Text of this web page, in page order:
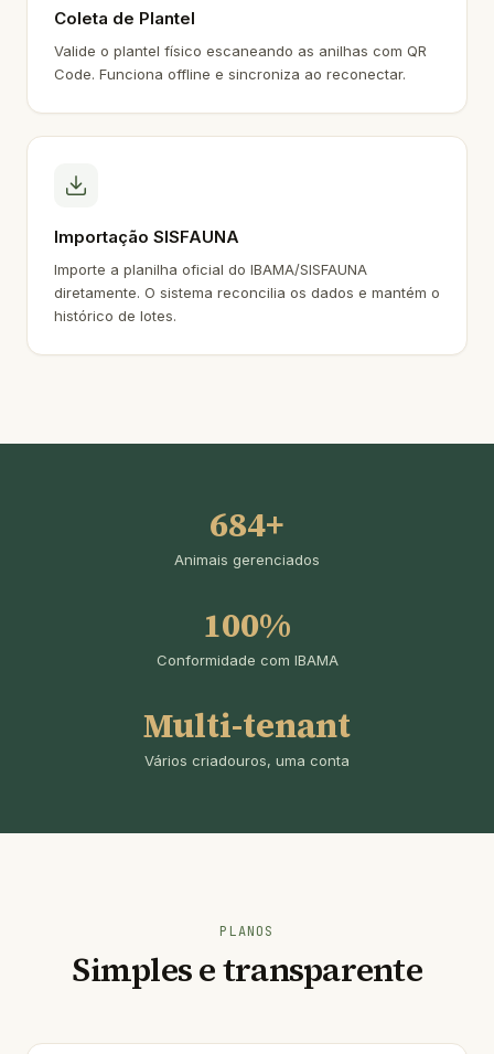
Coleta de Plantel
Valide o plantel físico escaneando as anilhas com QR
Code. Funciona offline e sincroniza ao reconectar.
Importação SISFAUNA
Importe a planilha oficial do IBAMA/SISFAUNA
diretamente. O sistema reconcilia os dados e mantém o
histórico de lotes.
684+
Animais gerenciados
100%
Conformidade com IBAMA
Multi-tenant
Vários criadouros, uma conta
PLANOS
Simples e transparente